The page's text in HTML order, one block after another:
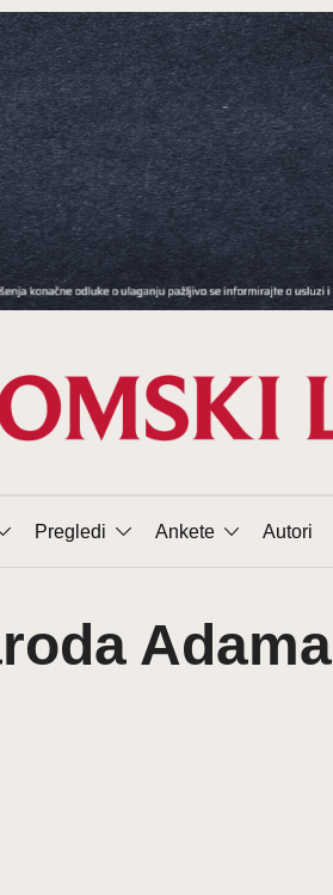
Pregledi Ankete Autori
Adama